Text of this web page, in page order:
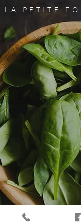
LA PETITE